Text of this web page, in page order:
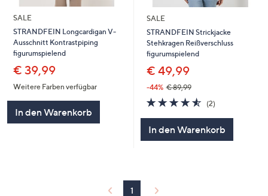
SALE
STRANDFEIN Longcardigan V-
Ausschnitt Kontrastpiping
figurumspielend
€ 39,99
Weitere Farben verfügbar
In den Warenkorb
SALE
STRANDFEIN Strickjacke
Stehkragen Reißverschluss
figurumspielend
€ 49,99
-44% € 89,99
4.5
von
5
(2)
In den Warenkorb
1